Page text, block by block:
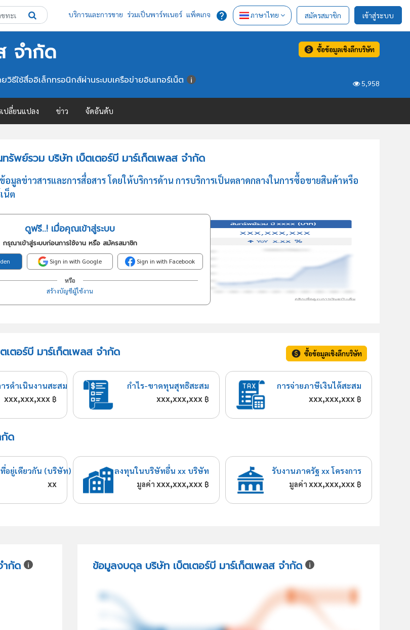
บริการและการขาย ร่วมเป็นพาร์ทเนอร์ แพ็คเกจ ภาษาไทย สมัครสมาชิก เข้าสู่ระบบ
จำกัด ซื้อข้อมูลเชิงลึกบริษัท
5,958
ธีใช้สื่ออิเล็กทรอนิกส์ผ่านระบบเครือข่ายอินเทอร์เน็ต
ปลี่ยนแปลง ข่าว จัดอันดับ
ทรัพย์รวม บริษัท เบ็ตเตอร์บี มาร์เก็ตเพลส จำกัด
มูลข่าวสารและการสื่อสาร โดยให้บริการด้าน การบริการเป็นตลาดกลางในการซื้อขายสินค้าหรือ
น็ต
ดูฟรี..! เมื่อคุณเข้าสู่ระบบ
กรุณาเข้าสู่ระบบก่อนการใช้งาน หรือ สมัครสมาชิก
Sign in with Google Sign in with Facebook
หรือ
สร้างบัญชีผู้ใช้งาน
ตอร์บี มาร์เก็ตเพลส จำกัด ซื้อข้อมูลเชิงลึกบริษัท
รดำเนินงานสะสม
xxx,xxx,xxx ฿
กำไร-ขาดทุนสุทธิสะสม
xxx,xxx,xxx ฿
การจ่ายภาษีเงินได้สะสม
xxx,xxx,xxx ฿
ด
อยู่เดียวกัน (บริษัท)
xx
ลงทุนในบริษัทอื่น xx บริษัท
มูลค่าxxx,xxx,xxx ฿
รับงานภาครัฐ xx โครงการ
มูลค่าxxx,xxx,xxx ฿
ำกัด ข้อมูลงบดุล บริษัท เบ็ตเตอร์บี มาร์เก็ตเพลส จำกัด